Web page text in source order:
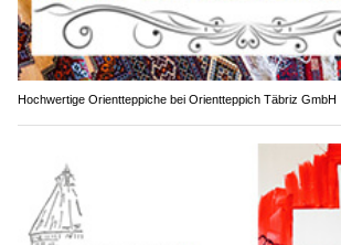
Hochwertige Orientteppiche bei Orientteppich Täbriz GmbH